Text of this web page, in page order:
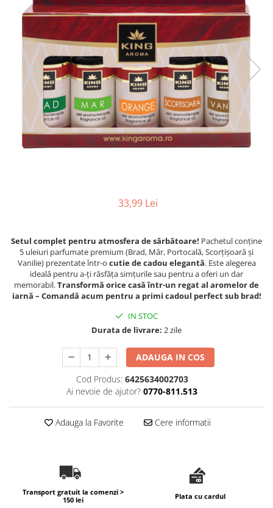
Accesorii și Difuzoare
Difuzoare Uleiuri Clasice
Suporți Conuri & bețe parfumate
Suporți Conuri Backflow
Profesionale
Flacoane & Recipiente
Cutii carton și soluții de expediere
Soluții Retail, B2B & Display
(Volume Mari)
Parfum pentru rufe (Bax/Vrac)
Uleiuri parfumate aromaterapie
(Pachete/Bax)
Odorizante Auto cu Pulverizator
(Pachete/Bax)
33,99 Lei
Setul complet pentru atmosfera de sărbătoare! Pachetul conține
5 uleiuri parfumate premium (Brad, Măr, Portocală, Scorțișoară și
Vanilie) prezentate într-o cutie de cadou elegantă. Este alegerea
ideală pentru a-ți răsfăța simțurile sau pentru a oferi un dar
memorabil.Transformă orice casă într-un regat al aromelor de
iarnă – Comandă acum pentru a primi cadoul perfect sub brad!
IN STOC
Durata de livrare: 2 zile
ADAUGA IN COS
Cod Produs: 6425634002703
Ai nevoie de ajutor? 0770-811.513
Adauga la Favorite Cere informatii
Transport gratuit la comenzi >
150 lei
Plata cu cardul